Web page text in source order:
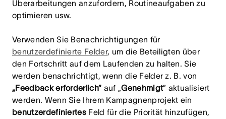
Überarbeitungen anzufordern, Routineaufgaben zu
optimieren usw.
Verwenden Sie Benachrichtigungen für
benutzerdefinierte Felder, um die Beteiligten über
den Fortschritt auf dem Laufenden zu halten. Sie
werden benachrichtigt, wenn die Felder z. B. von
„Feedback erforderlich” auf „Genehmigt” aktualisiert
werden. Wenn Sie Ihrem Kampagnenprojekt ein
benutzerdefiniertes Feld für die Priorität hinzufügen,